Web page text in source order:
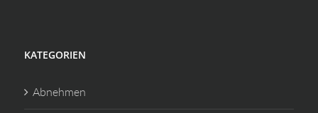
KATEGORIEN
Abnehmen